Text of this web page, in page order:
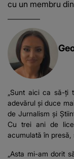
cu un membru
„Sunt aici ca să-ți
adevărul și duce
de Jurnalism și
Cu trei ani de
acumulată în presă,
„Asta mi-am dorit